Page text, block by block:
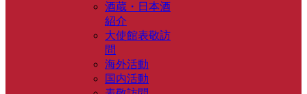
酒蔵・日本酒
紹介
大使館表敬訪
問
海外活動
国内活動